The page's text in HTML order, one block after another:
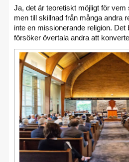
Ja, det är teoretiskt möjligt för vem
men till skillnad från många andra
inte en missionerande religion. Det
försöker övertala andra att